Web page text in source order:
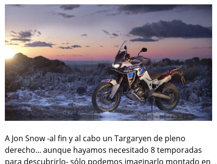
A Jon Snow -al fin y al cabo un Targaryen de pleno
derecho... aunque hayamos necesitado 8 temporadas
para descubrirlo- sólo podemos imaginarlo montado en